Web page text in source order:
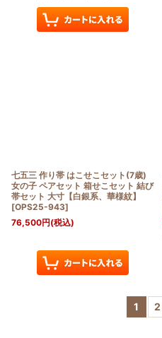
七五三 作り帯 はこせこセット(7歳)
女の子 ペアセット 箱せこセット 結び
帯セット 大寸【白銀系、華様紋】
[OPS25-943]
76,500円(税込)
1 2